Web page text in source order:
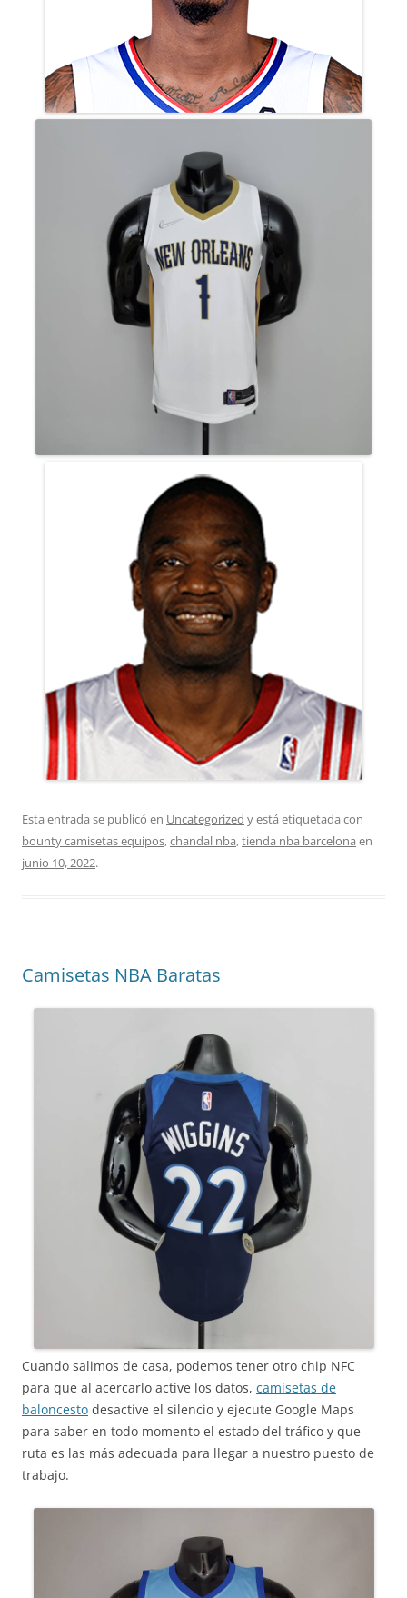
Esta entrada se publicó en Uncategorized y está etiquetada con
bounty camisetas equipos,chandal nba,tienda nba barcelona en
junio 10, 2022.
Camisetas NBA Baratas
Cuando salimos de casa, podemos tener otro chip NFC
para que al acercarlo active los datos, camisetas de
baloncesto desactive el silencio y ejecute Google Maps
para saber en todo momento el estado del tráfico y que
ruta es las más adecuada para llegar a nuestro puesto de
trabajo.